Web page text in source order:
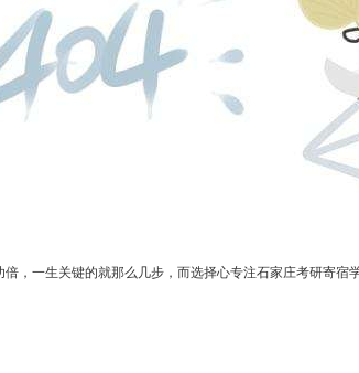
一生关键的就那么几步，而选择心专注石家庄考研寄宿